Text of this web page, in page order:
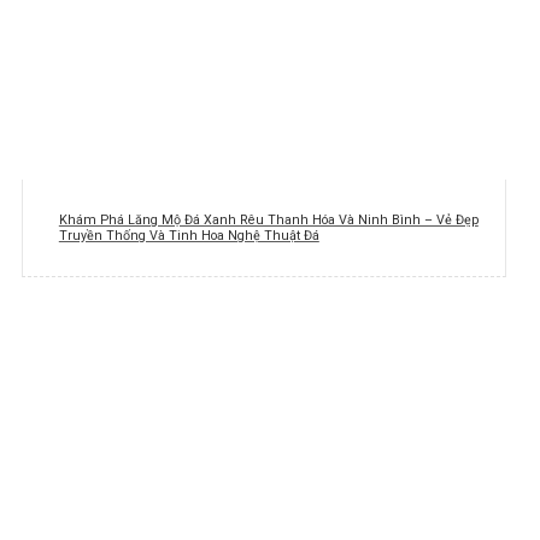
Khám Phá Lăng Mộ Đá Xanh Rêu Thanh Hóa Và Ninh Bình – Vẻ Đẹp
Truyền Thống Và Tinh Hoa Nghệ Thuật Đá